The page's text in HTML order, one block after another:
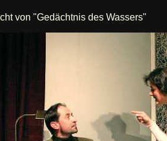
von "Gedächtnis des Wassers"